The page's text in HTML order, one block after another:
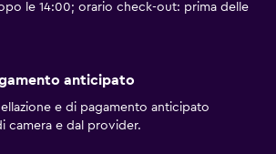
le 14:00; orario check-out: prima delle
anticipato
e di pagamento anticipato
camera e dal provider.